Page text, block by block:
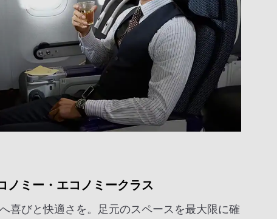
ノミー・エコノミークラス
喜びと快適さを。足元のスペースを最大限に確